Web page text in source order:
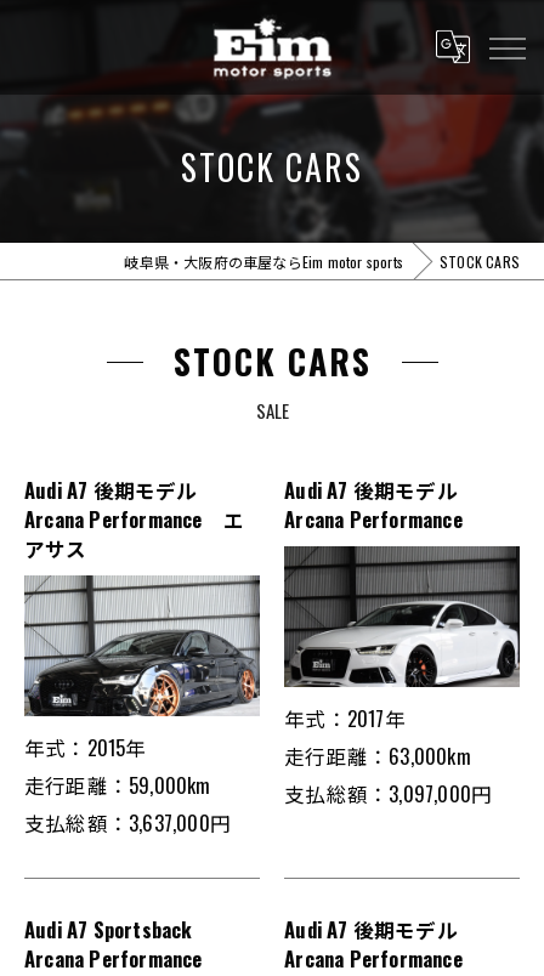
STOCK CARS
岐阜県・大阪府の車屋ならEim motor sports STOCK CARS
STOCK CARS
SALE
Audi A7 後期モデル
Arcana Performance エ
アサス
年式：2015年
走行距離：59,000km
支払総額：3,637,000円
Audi A7 後期モデル
Arcana Performance
年式：2017年
走行距離：63,000km
支払総額：3,097,000円
Audi A7 Sportsback
Arcana Performance
Audi A7 後期モデル
Arcana Performance